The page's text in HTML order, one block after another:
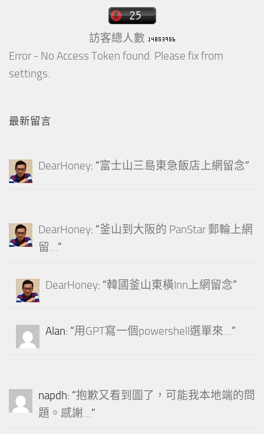
訪客總人數
Error - No Access Token found. Please fix from
settings.
最新留言
DearHoney: “富士山三島東急飯店上網留念”
DearHoney: “釜山到大阪的 PanStar 郵輪上網
留…”
DearHoney: “韓國釜山東橫Inn上網留念”
Alan: “用GPT寫一個powershell選單來…”
napdh: “抱歉又看到圖了，可能我本地端的問
題。感謝…”